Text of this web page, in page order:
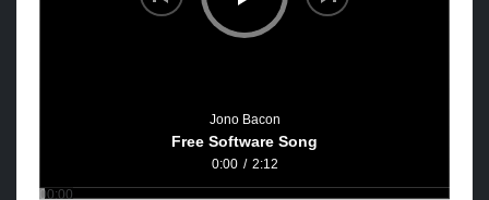
Jono Bacon
Free Software Song
00:00
0:00 / 2:12